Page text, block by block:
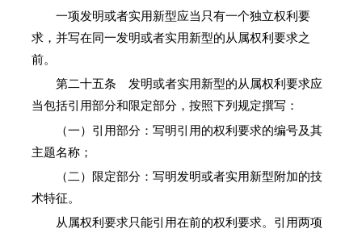
一项发明或者实用新型应当只有一个独立权利要
求，并写在同一发明或者实用新型的从属权利要求之
前。
第二十五条 发明或者实用新型的从属权利要求应
当包括引用部分和限定部分，按照下列规定撰写：
（一）引用部分：写明引用的权利要求的编号及其
主题名称；
（二）限定部分：写明发明或者实用新型附加的技
术特征。
从属权利要求只能引用在前的权利要求。引用两项